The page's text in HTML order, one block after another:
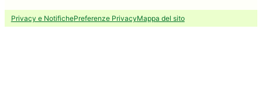
Privacy e NotifichePreferenze PrivacyMappa del sito